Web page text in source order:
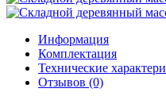
Информация
Комплектация
Технические
Отзывов (0)